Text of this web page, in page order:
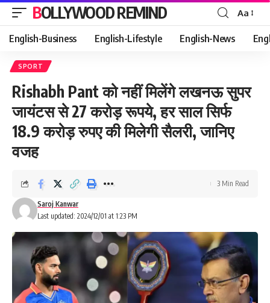
BOLLYWOOD REMIND
Font
Resizer
Aa
English-Business English-Lifestyle English-News
SPORT
Rishabh Pant को नहीं मिलेंगे लखनऊ सुपर
जायंटस से 27 करोड़ रूपये, हर साल सिर्फ
18.9 करोड़ रुपए की मिलेगी सैलरी, जानिए
वजह
Last updated: 2024/12/01 at 1:23 PM
Saroj Kanwar
3 Min Read